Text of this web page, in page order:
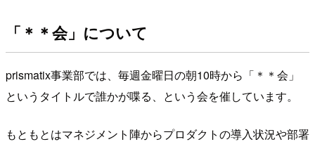
「＊＊会」について
prismatix事業部では、毎週金曜日の朝10時から「＊＊会」
というタイトルで誰かが喋る、という会を催しています。
もともとはマネジメント陣からプロダクトの導入状況や部署